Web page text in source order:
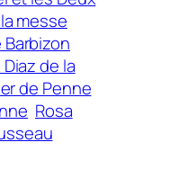
messe
de la
de Penne
Rosa